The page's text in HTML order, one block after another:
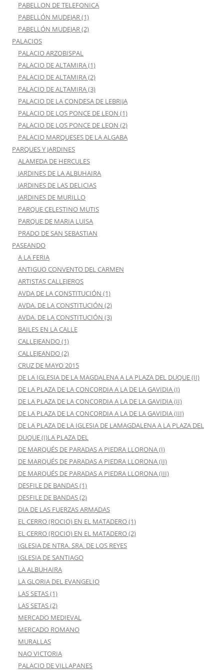
PABELLON DE TELEFONICA
PABELLÓN MUDEJAR (1)
PABELLÓN MUDEJAR (2)
PALACIOS
PALACIO ARZOBISPAL
PALACIO DE ALTAMIRA (1)
PALACIO DE ALTAMIRA (2)
PALACIO DE ALTAMIRA (3)
PALACIO DE LA CONDESA DE LEBRIJA
PALACIO DE LOS PONCE DE LEON (1)
PALACIO DE LOS PONCE DE LEON (2)
PALACIO MARQUESES DE LA ALGABA
PARQUES Y JARDINES
ALAMEDA DE HERCULES
JARDINES DE LA ALBUHAIRA
JARDINES DE LAS DELICIAS
JARDINES DE MURILLO
PARQUE CELESTINO MUTIS
PARQUE DE MARIA LUISA
PRADO DE SAN SEBASTIAN
PASEANDO
A LA FERIA
ANTIGUO CONVENTO DEL CARMEN
ARTISTAS CALLEJEROS
AVDA DE LA CONSTITUCIÓN (1)
AVDA. DE LA CONSTITUCIÓN (2)
AVDA. DE LA CONSTITUCIÓN (3)
BAILES EN LA CALLE
CALLEJEANDO (1)
CALLEJEANDO (2)
CRUZ DE MAYO 2015
DE LA IGLESIA DE LA MAGDALENA A LA PLAZA DEL DUQUE (II)
DE LA PLAZA DE LA CONCORDIA A LA DE LA GAVIDIA (I)
DE LA PLAZA DE LA CONCORDIA A LA DE LA GAVIDIA (II)
DE LA PLAZA DE LA CONCORDIA A LA DE LA GAVIDIA (III)
DE LA PLAZA DE LA IGLESIA DE LAMAGDALENA A LA PLAZA DEL
DUQUE (I)LA PLAZA DEL
DE MARQUÉS DE PARADAS A PIEDRA LLORONA (I)
DE MARQUÉS DE PARADAS A PIEDRA LLORONA (II)
DE MARQUÉS DE PARADAS A PIEDRA LLORONA (III)
DESFILE DE BANDAS (1)
DESFILE DE BANDAS (2)
DIA DE LAS FUERZAS ARMADAS
EL CERRO (ROCIO) EN EL MATADERO (1)
EL CERRO (ROCIO) EN EL MATADERO (2)
IGLESIA DE NTRA. SRA. DE LOS REYES
IGLESIA DE SANTIAGO
LA ALBUHAIRA
LA GLORIA DEL EVANGELIO
LAS SETAS (1)
LAS SETAS (2)
MERCADO MEDIEVAL
MERCADO ROMANO
MURALLAS
NAO VICTORIA
PALACIO DE VILLAPANES